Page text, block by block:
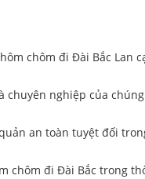
chôm đi Đài Bắc Lan
nghiệp của
an toàn tuyệt đối
chôm đi Đài Bắc trong